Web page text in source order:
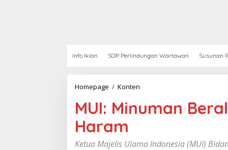
Info Iklan SOP Perlindungan Wartawan Susunan
Homepage / Konten
I
:
n
MUI: Minuman
Haram
Ketua Majelis Ulama Indonesia (MUI)